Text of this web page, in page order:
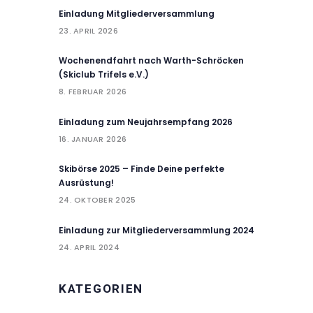
Einladung Mitgliederversammlung
23. APRIL 2026
Wochenendfahrt nach Warth-Schröcken
(Skiclub Trifels e.V.)
8. FEBRUAR 2026
Einladung zum Neujahrsempfang 2026
16. JANUAR 2026
Skibörse 2025 – Finde Deine perfekte
Ausrüstung!
24. OKTOBER 2025
Einladung zur Mitgliederversammlung 2024
24. APRIL 2024
KATEGORIEN